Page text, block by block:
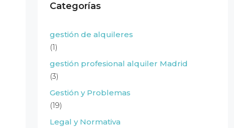
Categorías
gestión de alquileres
(1)
gestión profesional alquiler Madrid
(3)
Gestión y Problemas
(19)
Legal y Normativa